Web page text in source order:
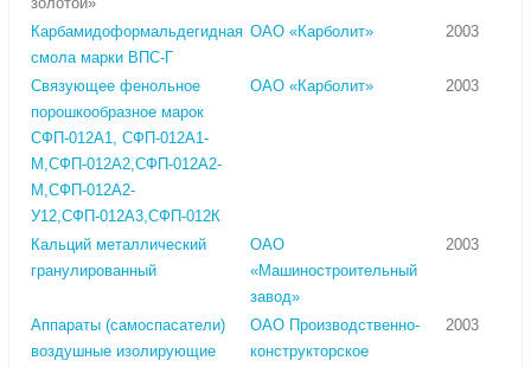
Карбамидоформальдегидная
смола марки ВПС-Г
ОАО «Карболит» 2003
Связующее фенольное
порошкообразное марок
СФП-012А1, СФП-012А1-
М,СФП-012А2,СФП-012А2-
М,СФП-012А2-
У12,СФП-012А3,СФП-012К
ОАО «Карболит» 2003
Кальций металлический
гранулированный
ОАО
«Машиностроительный
завод»
2003
Аппараты (самоспасатели)
воздушные изолирующие
ОАО Производственно-
конструкторское
2003